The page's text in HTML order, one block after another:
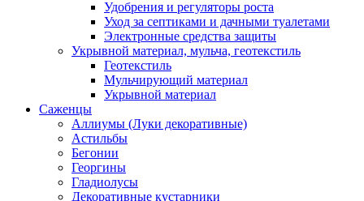
Удобрения и регуляторы роста
Уход за септиками и дачными туалетами
Электронные средства защиты
Укрывной материал, мульча, геотекстиль
Геотекстиль
Мульчирующий материал
Укрывной материал
Саженцы
Аллиумы (Луки декоративные)
Астильбы
Бегонии
Георгины
Гладиолусы
Декоративные кустарники